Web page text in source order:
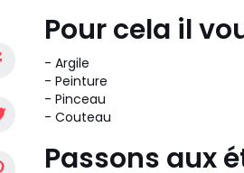
Pour cela il
- Argile
- Peinture
- Pinceau
- Couteau
Passons aux